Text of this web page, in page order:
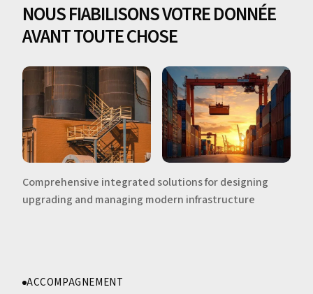
NOUS FIABILISONS VOTRE DONNÉE
AVANT TOUTE CHOSE
Comprehensive integrated solutions for designing
upgrading and managing modern infrastructure
ACCOMPAGNEMENT